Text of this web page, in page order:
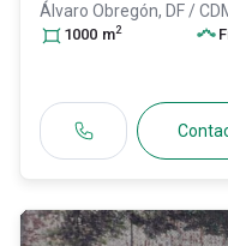
Álvaro Obregón, DF /
1000 m2